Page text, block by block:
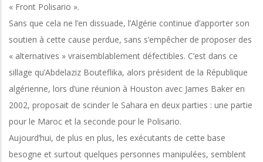
« Front Polisario ».
Sans que cela ne l’en dissuade, l’Algérie continue d’apporter son
soutien à cette cause perdue, sans s’empêcher de proposer des
« alternatives » vraisemblablement défectibles. C’est dans ce
sillage qu’Abdelaziz Bouteflika, alors président de la République
algérienne, lors d’une réunion à Houston avec James Baker en
2002, proposait de scinder le Sahara en deux parties : une partie
pour le Maroc et la seconde pour le Polisario.
Aujourd’hui, de plus en plus, les exécutants de cette base
besogne et surtout quelques personnes manipulées, semblent